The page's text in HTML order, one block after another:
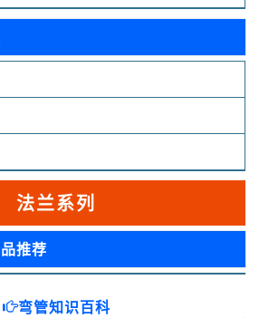
法兰系列
推荐
弯管知识百科